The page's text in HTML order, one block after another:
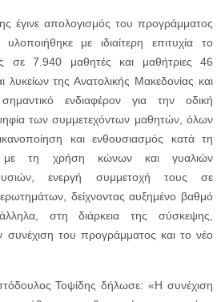
έγινε απολογισμός του προγράμματος
με ιδιαίτερη επιτυχία το
σε 7.940 μαθητές και μαθήτριες 46
λυκείων της Ανατολικής Μακεδονίας και
ενδιαφέρον για την οδική
των συμμετεχόντων μαθητών, όλων
και ενθουσιασμός κατά τη
με τη χρήση κώνων και γυαλιών
ενεργή συμμετοχή τους σε
δείχνοντας αυξημένο βαθμό
στη διάρκεια της σύσκεψης,
συνέχιση του προγράμματος και το νέο
Τοψίδης δήλωσε: «Η συνέχιση